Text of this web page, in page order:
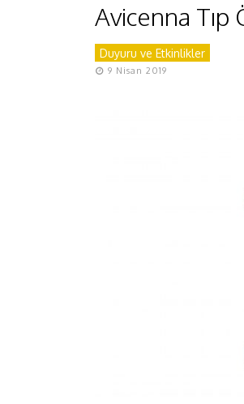
Avicenna Tıp
Duyuru ve Etkinlikler
9 Nisan 2019